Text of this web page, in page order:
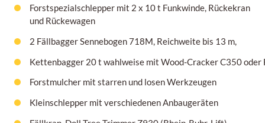
Forstspezialschlepper mit 2 x 10 t Funkwinde, Rückekran
und Rückewagen
2 Fällbagger Sennebogen 718M, Reichweite bis 13 m,
Kettenbagger 20 t wahlweise mit Wood-Cracker C350 oder
Forstmulcher mit starren und losen Werkzeugen
Kleinschlepper mit verschiedenen Anbaugeräten